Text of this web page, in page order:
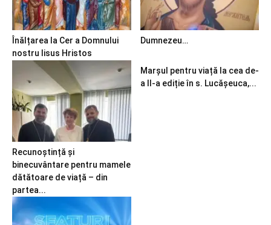
Înălțarea la Cer a Domnului
nostru Iisus Hristos
Dumnezeu…
Recunoștință și
binecuvântare pentru mamele
dătătoare de viață – din
partea...
Marșul pentru viață la cea de-
a II-a ediție în s. Lucășeuca,...